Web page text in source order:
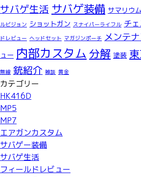
サバゲ生活 サバゲ装備 サマリウ
ルビジョン ショットガン スナイパーライフル チ
ドレビュー ヘッドセット マガジンポーチ メンテ
ュー 内部カスタム分解 塗装
無線 銃紹介 雑談 黄金
カテゴリー
HK416D
MP5
MP7
エアガンカスタム
サバゲー装備
サバゲ生活
フィールドレビュー